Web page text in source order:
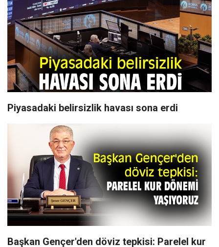
Piyasadaki belirsizlik havası sona erdi
Başkan Gençer'den döviz tepkisi: Parelel kur